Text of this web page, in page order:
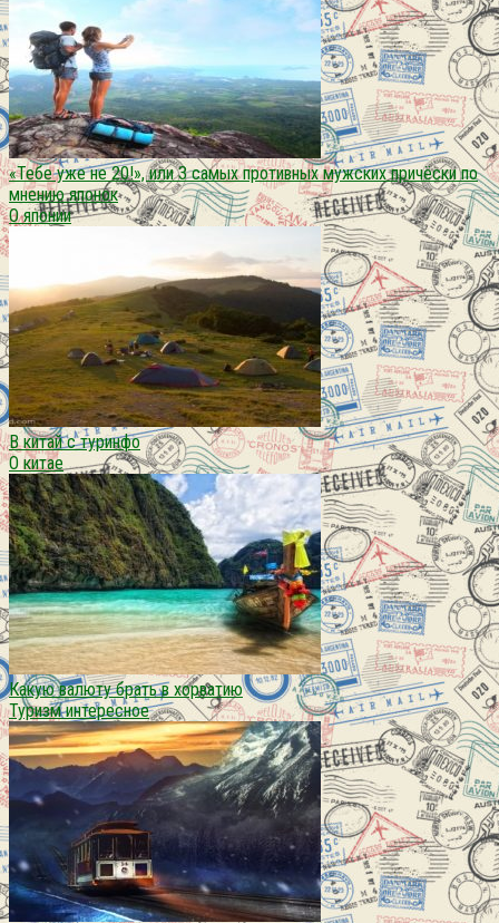
«Тебе уже не 20!», или 3 самых противных мужских причёски по
мнению японок
О японии
В китай с туринфо
О китае
Какую валюту брать в хорватию
Туризм интересное